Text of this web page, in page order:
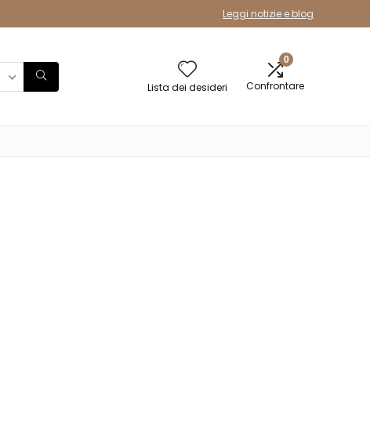
Leggi notizie e blog
Lista dei desideri
0
Confrontare